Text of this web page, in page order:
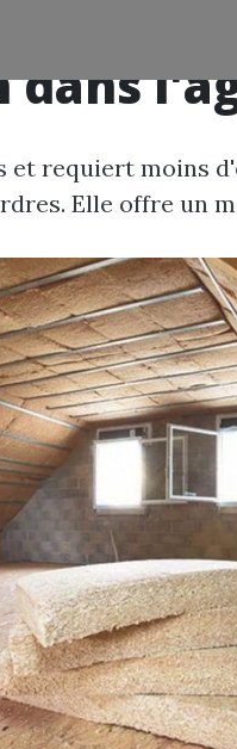
et requiert moins
Elle offre un